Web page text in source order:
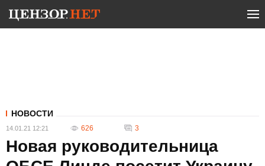
НОВОСТИ
14.01.21 12:21 626 3
Новая руководительница